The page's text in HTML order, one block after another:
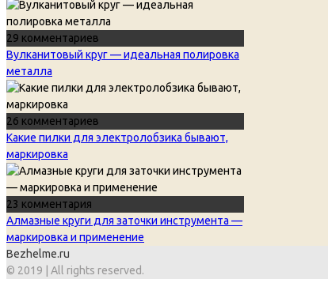
29 комментариев
Вулканитовый круг — идеальная полировка
металла
26 комментариев
Какие пилки для электролобзика бывают,
маркировка
23 комментария
Алмазные круги для заточки инструмента —
маркировка и применение
Bezhelme.ru
© 2019 | All rights reserved.